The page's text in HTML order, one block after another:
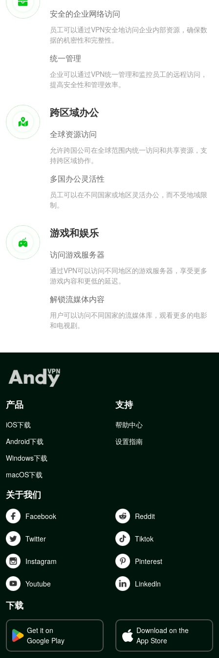
安全的企业网络访问
员工可以通过VPN安全地访问企业内部资源，确保数
据的机密性和完整性。
统一管理
企业可以通过VPN统一管理和监控员工的远程访问，
提高安全性和管理效率。
跨区域办公
全球资源访问
允许跨国公司在全球范围内统一访问和共享资源，支
持跨区域协作。
多国办公灵活性
员工可以在不同国家或地区灵活办公，而不受地域限
制。
游戏和娱乐
访问游戏服务器
通过VPN可以访问不同地区的游戏服务器，享受更多
游戏内容和更低的延迟。
解锁流媒体内容
用户可以访问不同国家的流媒体库，观看更多的电影
和电视剧。
产品
iOS下载
Android下载
Windows下载
macOS下载
支持
帮助中心
设置指南
关于我们
Facebook Reddit
Twitter Tiktok
Instagram Pinterest
Youtube Linkedln
下载
Get it on
Google Play
Download on the
App Store